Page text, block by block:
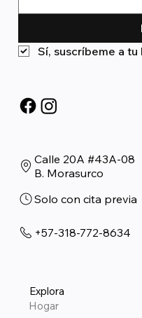
Sí, suscríbeme a
Calle 20A #43A-08
B. Morasurco
Solo con cita previa
+57-318-772-8634
Explora
Hogar